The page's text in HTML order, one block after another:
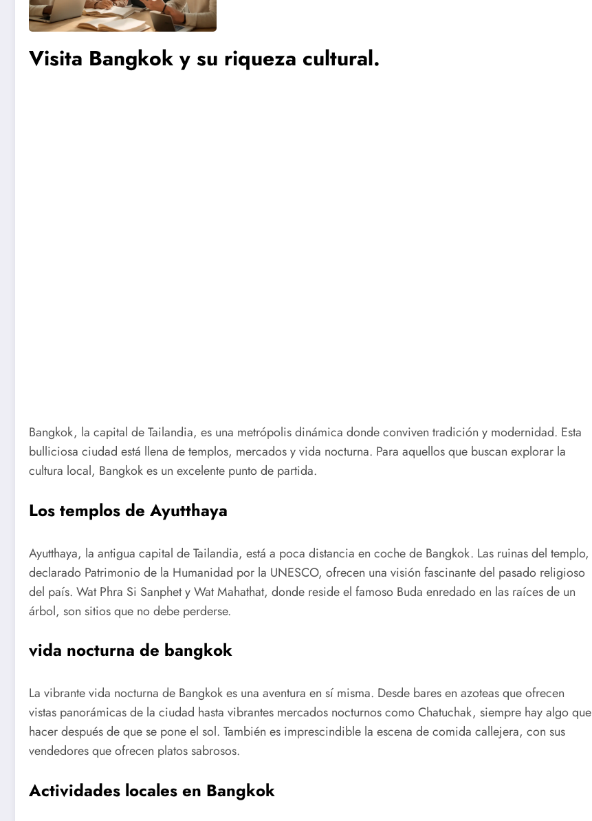
Visita Bangkok y su riqueza cultural.
Bangkok, la capital de Tailandia, es una metrópolis dinámica donde conviven tradición y modernidad. Esta
bulliciosa ciudad está llena de templos, mercados y vida nocturna. Para aquellos que buscan explorar la
cultura local, Bangkok es un excelente punto de partida.
Los templos de Ayutthaya
Ayutthaya, la antigua capital de Tailandia, está a poca distancia en coche de Bangkok. Las ruinas del templo,
declarado Patrimonio de la Humanidad por la UNESCO, ofrecen una visión fascinante del pasado religioso
del país. Wat Phra Si Sanphet y Wat Mahathat, donde reside el famoso Buda enredado en las raíces de un
árbol, son sitios que no debe perderse.
vida nocturna de bangkok
La vibrante vida nocturna de Bangkok es una aventura en sí misma. Desde bares en azoteas que ofrecen
vistas panorámicas de la ciudad hasta vibrantes mercados nocturnos como Chatuchak, siempre hay algo que
hacer después de que se pone el sol. También es imprescindible la escena de comida callejera, con sus
vendedores que ofrecen platos sabrosos.
Actividades locales en Bangkok